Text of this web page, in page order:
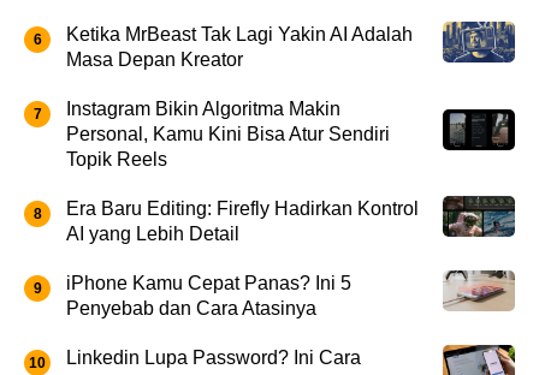
Ketika MrBeast Tak Lagi Yakin AI Adalah
Masa Depan Kreator
Instagram Bikin Algoritma Makin
Personal, Kamu Kini Bisa Atur Sendiri
Topik Reels
Era Baru Editing: Firefly Hadirkan Kontrol
AI yang Lebih Detail
iPhone Kamu Cepat Panas? Ini 5
Penyebab dan Cara Atasinya
Linkedin Lupa Password? Ini Cara